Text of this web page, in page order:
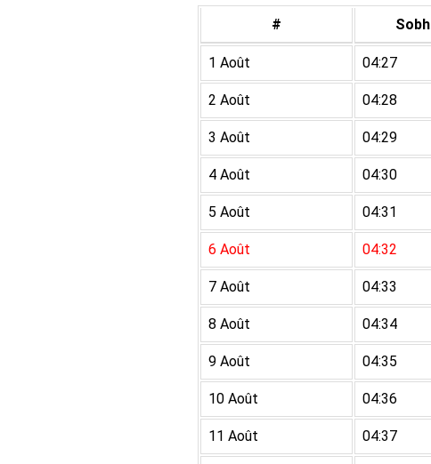
# Sobh
1 Août 04:27
2 Août 04:28
3 Août 04:29
4 Août 04:30
5 Août 04:31
6 Août 04:32
7 Août 04:33
8 Août 04:34
9 Août 04:35
10 Août 04:36
11 Août 04:37